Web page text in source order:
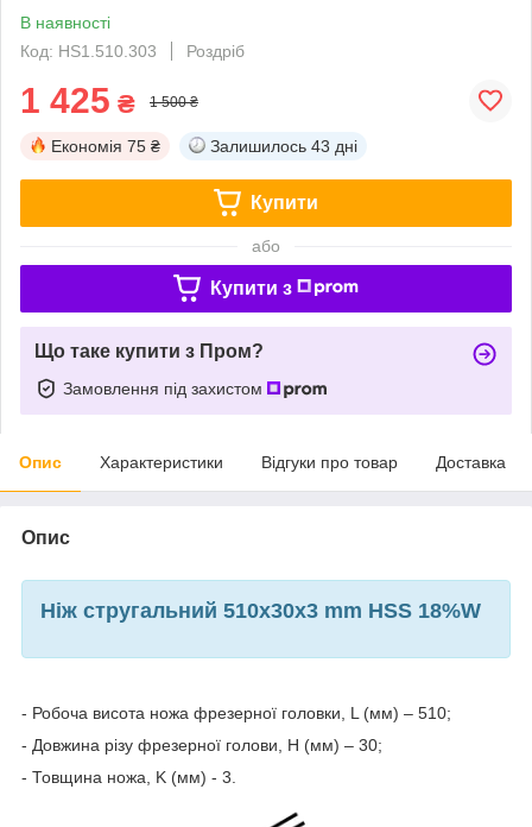
В наявності
Код: HS1.510.303
Роздріб
1 425 ₴ 1 500 ₴
Економія 75 ₴ Залишилось 43 дні
Купити
або
Купити з
Що таке купити з Пром?
Замовлення під захистом
Опис Характеристики Відгуки про товар Доставка
Опис
Ніж стругальний 510x30x3 mm HSS 18%W
- Робоча висота ножа фрезерної головки, L (мм) – 510;
- Довжина різу фрезерної голови, H (мм) – 30;
- Товщина ножа, K (мм) - 3.